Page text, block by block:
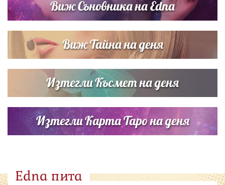
Виж Съновника на Edna
Виж Тайна на деня
Изтегли Късмет на деня
Изтегли Карта Таро на деня
Edna пита